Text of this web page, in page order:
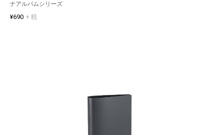
ナアルバムシリーズ
¥690 + 税